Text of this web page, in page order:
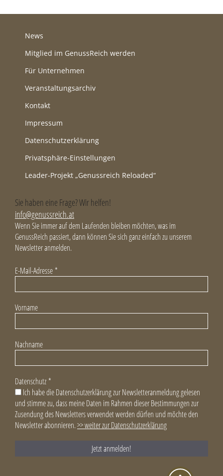
News
Mitglied im GenussReich werden
Für Unternehmen
Veranstaltungsarchiv
Kontakt
Impressum
Datenschutzerklärung
Privatsphäre-Einstellungen
Leader-Projekt „Genussreich Reloaded“
Sie haben eine Frage? Wir helfen!
info@genussreich.at
Wenn Sie immer auf dem Laufenden bleiben möchten, was im
GenussReich passiert, dann können Sie sich ganz einfach zu unserem
Newsletter anmelden.
E-Mail-Adresse *
Vorname
Nachname
Datenschutz *
Ich habe die Datenschutzerklärung zur Newsletteranmeldung gelesen
und stimme zu, dass meine Daten im Rahmen dieser Bestimmungen zur
Zusendung des Newsletters verwendet werden dürfen und möchte den
Newsletter abonnieren.>> weiter zur Datenschutzerklärung